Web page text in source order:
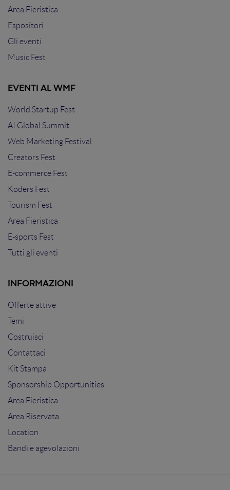
Area Fieristica
Espositori
Gli eventi
Music Fest
EVENTI AL WMF
World Startup Fest
AI Global Summit
Web Marketing Festival
Creators Fest
E-commerce Fest
Koders Fest
Tourism Fest
Area Fieristica
E-sports Fest
Tutti gli eventi
INFORMAZIONI
Offerte attive
Temi
Costruisci
Contattaci
Kit Stampa
Sponsorship Opportunities
Area Fieristica
Area Riservata
Location
Bandi e agevolazioni